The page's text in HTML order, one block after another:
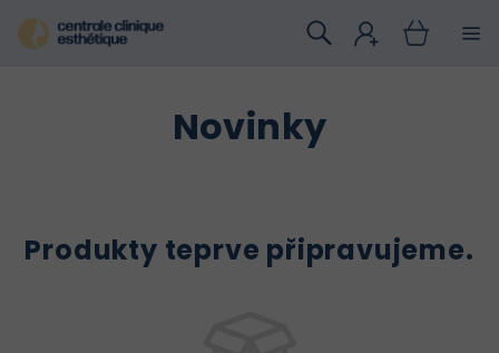
na
obsah
Novinky
Produkty teprve připravujeme.